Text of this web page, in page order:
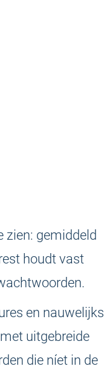
zien: gemiddeld
houdt vast
en nauwelijks
uitgebreide
die níet in de